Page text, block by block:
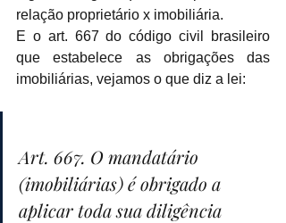
relação proprietário x imobiliária.
E o art. 667 do código civil brasileiro
que estabelece as obrigações das
imobiliárias, vejamos o que diz a lei:
Art. 667. O mandatário
(imobiliárias) é obrigado a
aplicar toda sua diligência